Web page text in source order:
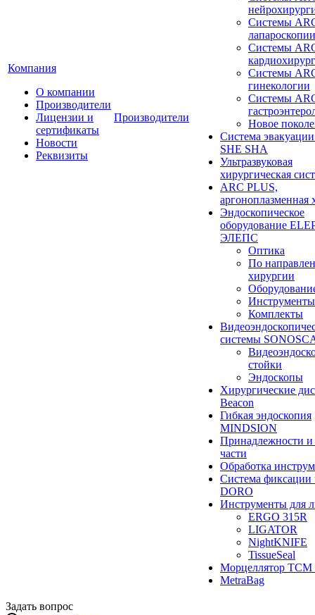
Компания
О компании
Производители
Лицензии и
сертификаты
Новости
Реквизиты
Производители
Системы
лапароскопии
Системы
Системы
гинекологии
Системы
Новое
Система
SHE SHA
Ультразвуковая
хирургическая
ARC PLUS,
аргоноплазменная
Эндоскопическое
оборудование
ЭЛЕПС
Оптика
По
хирургии
Инструменты
Комплекты
системы
стойки
Эндоскопы
Хирургические
Beacon
Гибкая эндоскопия
MINDSION
Принадлежности и
части
Обработка
Система фиксации
DORO
Инструменты для
ERGO 315R
LIGATOR
NightKNIFE
TissueSeal
Морцеллятор ТСМ
MetraBag
Задать вопрос